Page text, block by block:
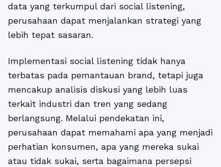
data yang terkumpul dari social listening,
perusahaan dapat menjalankan strategi yang
lebih tepat sasaran.
Implementasi social listening tidak hanya
terbatas pada pemantauan brand, tetapi juga
mencakup analisis diskusi yang lebih luas
terkait industri dan tren yang sedang
berlangsung. Melalui pendekatan ini,
perusahaan dapat memahami apa yang menjadi
perhatian konsumen, apa yang mereka sukai
atau tidak sukai, serta bagaimana persepsi